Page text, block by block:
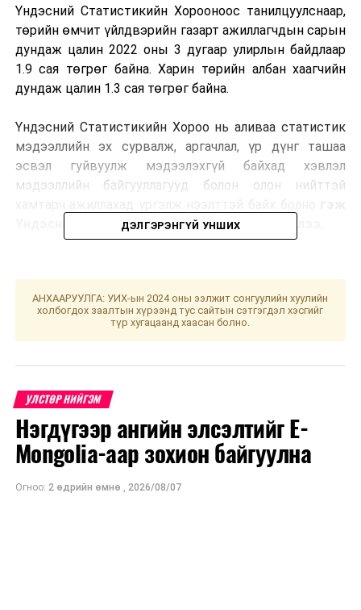
Үндэсний Статистикийн Хорооноос танилцуулснаар,
төрийн өмчит үйлдвэрийн газарт ажиллагчдын сарын
дундаж цалин 2022 оны 3 дугаар улирлын байдлаар
1.9 сая төгрөг байна. Харин төрийн албан хаагчийн
дундаж цалин 1.3 сая төгрөг байна.
Үндэсний Статистикийн Хороо нь аливаа статистик
мэдээллийн эх сурвалж, аргачлал, үр дүнг ташаа
эсвэл гуйвуулж мэдээлэхгүй байхад хэвлэл
мэдээллийн байгууллагууд болон олон нийттэй
Үндэсний Статистикийн Хорооноос мэдээллээ.
Улаанбаатар-Истанбул чиглэлд өдөр бүр нислэг
үйлдэх боломжтой боллоо
уулнаас буулгах арга хэмжээг хэрэгжүүлж байна
ДЭЛГЭРЭНГҮЙ УНШИХ
АНХААРУУЛГА: УИХ-ын 2024 оны ээлжит сонгуулийн хуулийн
холбогдох заалтын хүрээнд тус сайтын сэтгэгдэл хэсгийг
түр хугацаанд хаасан болно.
УЛСТӨР НИЙГЭМ
Нэгдүгээр ангийн элсэлтийг E-
Mongolia-аар зохион байгуулна
Огноо: 2 өдрийн өмнө , 2026/08/07